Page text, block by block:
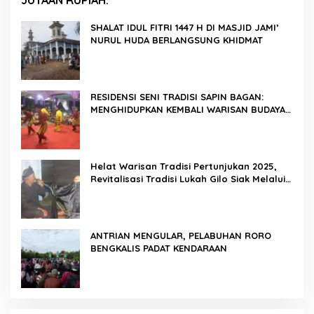
SHALAT IDUL FITRI 1447 H DI MASJID JAMI’
NURUL HUDA BERLANGSUNG KHIDMAT
RESIDENSI SENI TRADISI SAPIN BAGAN:
MENGHIDUPKAN KEMBALI WARISAN BUDAYA
Helat Warisan Tradisi Pertunjukan 2025,
Revitalisasi Tradisi Lukah Gilo Siak Melalui
ANTRIAN MENGULAR, PELABUHAN RORO
BENGKALIS PADAT KENDARAAN